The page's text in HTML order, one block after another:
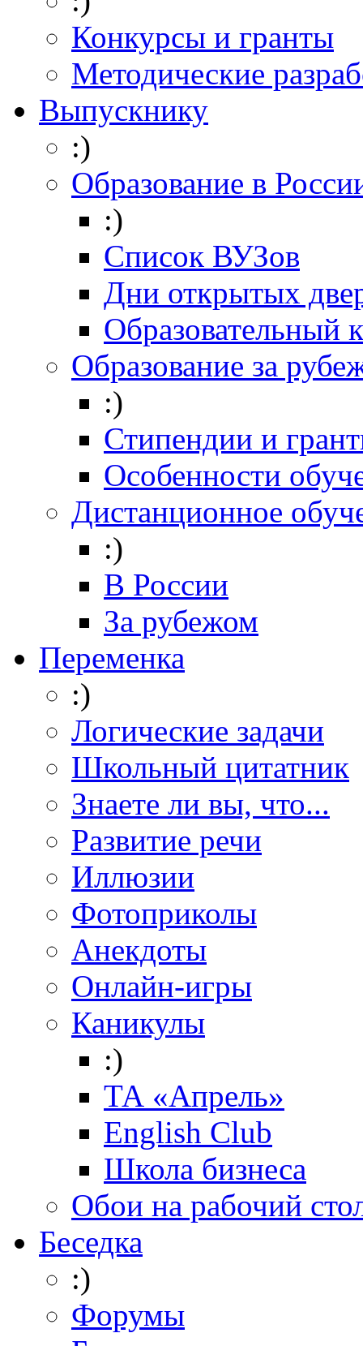
Конкурсы и гранты
Методические
Выпускнику
:)
Образование в
:)
Список ВУЗов
Дни открытых
Образовательный
Образование за
:)
Стипендии и
Особенности
Дистанционное
:)
В России
За рубежом
Переменка
:)
Логические задачи
Школьный цитатник
Знаете ли вы, что...
Развитие речи
Иллюзии
Фотоприколы
Анекдоты
Онлайн-игры
Каникулы
:)
ТА «Апрель»
English Club
Школа бизнеса
Обои на рабочий
Беседка
:)
Форумы